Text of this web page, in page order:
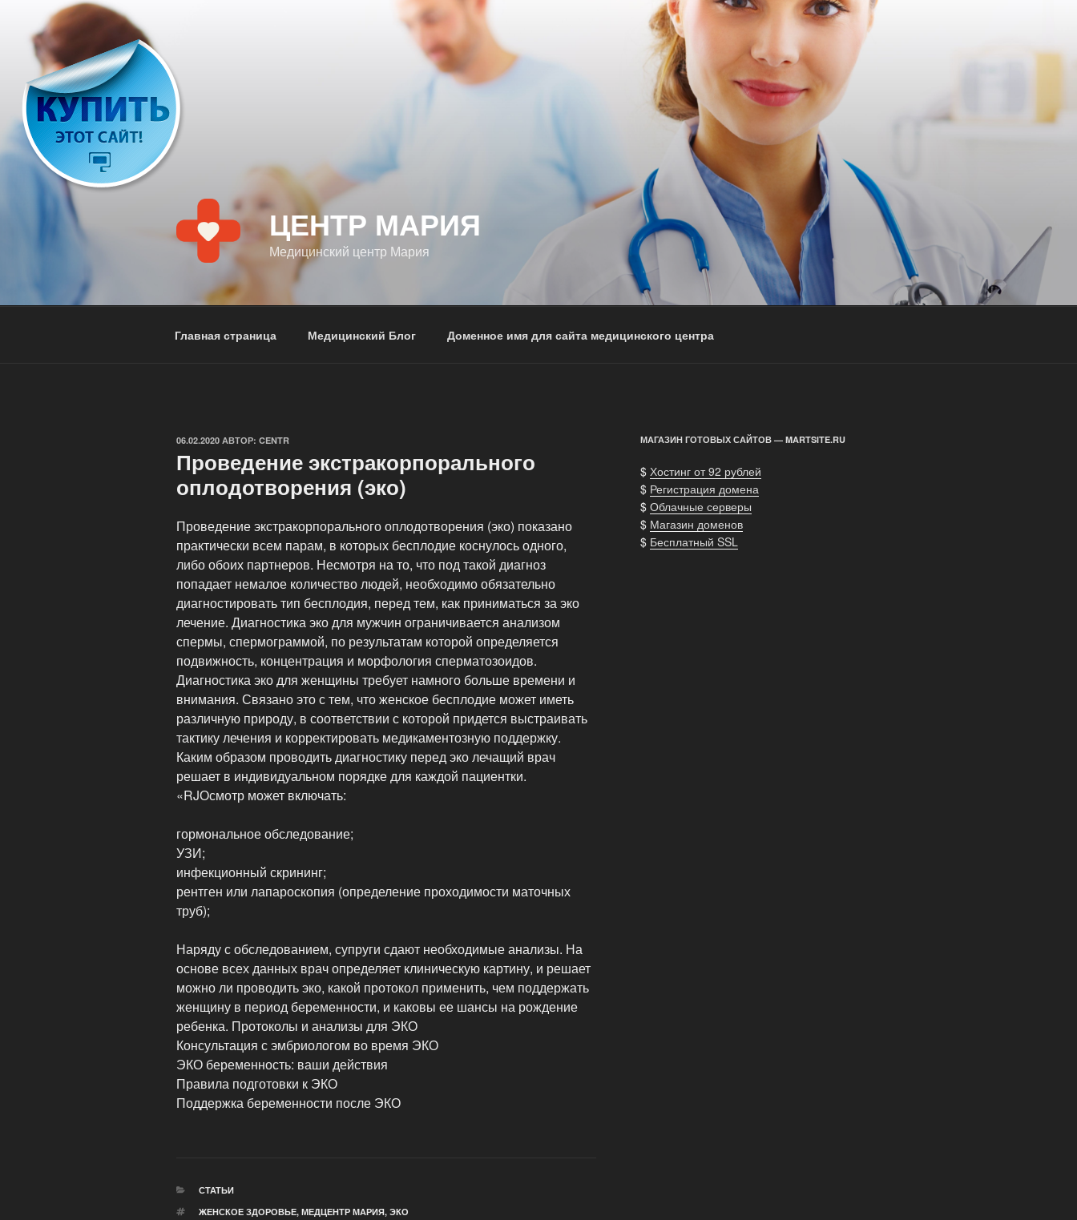
Перейти
содержимому
ЦЕНТР МАРИЯ
Медицинский центр Мария
Главная страница Медицинский Блог Доменное имя для сайта медицинского центра
ОПУБЛИКОВАНО
06.02.2020 АВТОР: CENTR
Проведение экстракорпорального
оплодотворения (эко)
Проведение экстракорпорального оплодотворения (эко) показано
практически всем парам, в которых бесплодие коснулось одного,
либо обоих партнеров. Несмотря на то, что под такой диагноз
попадает немалое количество людей, необходимо обязательно
диагностировать тип бесплодия, перед тем, как приниматься за эко
лечение. Диагностика эко для мужчин ограничивается анализом
спермы, спермограммой, по результатам которой определяется
подвижность, концентрация и морфология сперматозоидов.
Диагностика эко для женщины требует намного больше времени и
внимания. Связано это с тем, что женское бесплодие может иметь
различную природу, в соответствии с которой придется выстраивать
тактику лечения и корректировать медикаментозную поддержку.
Каким образом проводить диагностику перед эко лечащий врач
решает в индивидуальном порядке для каждой пациентки.
«RJОсмотр может включать:
гормональное обследование;
УЗИ;
инфекционный скрининг;
рентген или лапароскопия (определение проходимости маточных
труб);
Наряду с обследованием, супруги сдают необходимые анализы. На
основе всех данных врач определяет клиническую картину, и решает
можно ли проводить эко, какой протокол применить, чем поддержать
женщину в период беременности, и каковы ее шансы на рождение
ребенка. Протоколы и анализы для ЭКО
Консультация с эмбриологом во время ЭКО
ЭКО беременность: ваши действия
Правила подготовки к ЭКО
Поддержка беременности после ЭКО
РУБРИКИ
СТАТЬИ
МЕТКИ
ЖЕНСКОЕ ЗДОРОВЬЕ, МЕДЦЕНТР МАРИЯ, ЭКО
МАГАЗИН ГОТОВЫХ САЙТОВ — MARTSITE.RU
$ Хостинг от 92 рублей
$ Регистрация домена
$ Облачные серверы
$ Магазин доменов
$ Бесплатный SSL